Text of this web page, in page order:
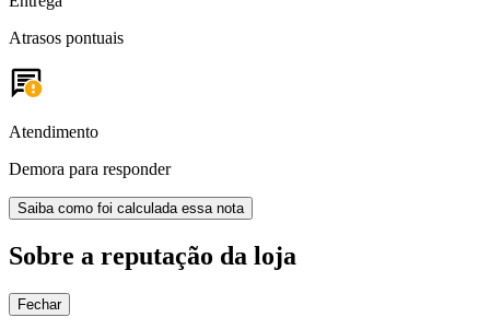
Atrasos pontuais
Atendimento
Demora para responder
Saiba como foi calculada essa nota
Sobre a reputação da loja
Fechar